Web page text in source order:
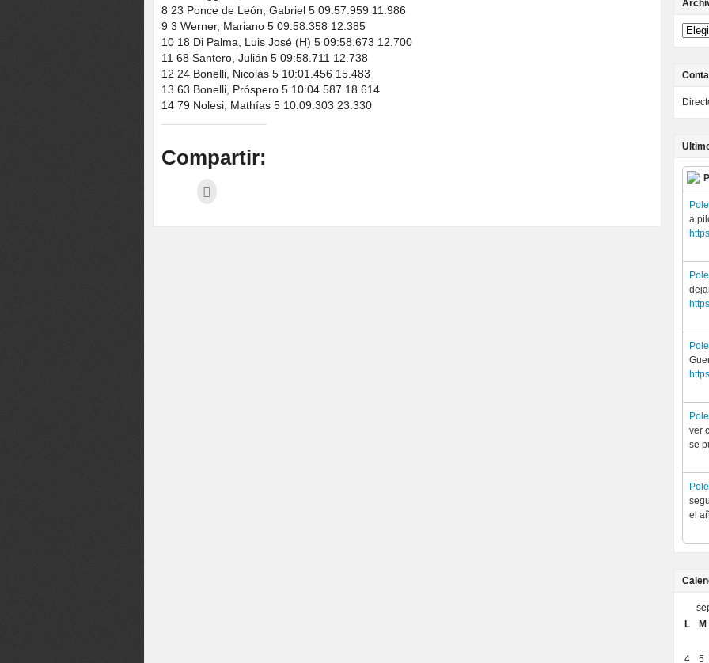
8 23 Ponce de León, Gabriel 5 09:57.959 11.986
9 3 Werner, Mariano 5 09:58.358 12.385
10 18 Di Palma, Luis José (H) 5 09:58.673 12.700
11 68 Santero, Julián 5 09:58.711 12.738
12 24 Bonelli, Nicolás 5 10:01.456 15.483
13 63 Bonelli, Próspero 5 10:04.587 18.614
14 79 Nolesi, Mathías 5 10:09.303 23.330
Compartir:
a
ver
se
el
L
M
4 5